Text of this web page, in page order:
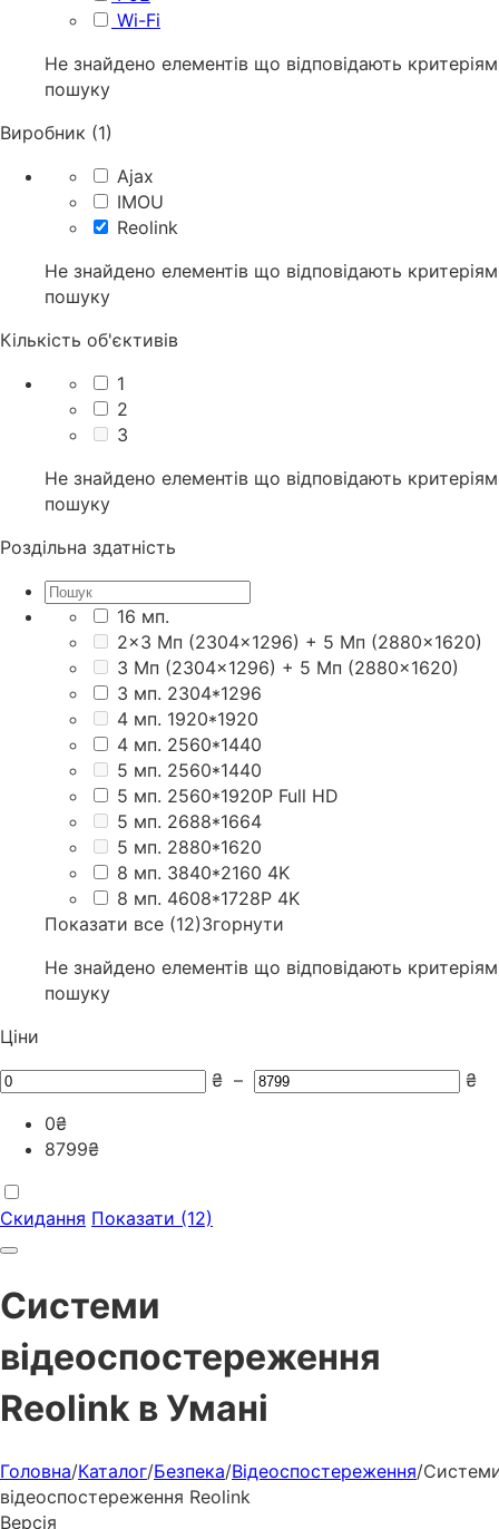
Wi-Fi
Не знайдено елементів що відповідають критеріям
пошуку
Виробник (1)
Ajax
IMOU
Reolink
Не знайдено елементів що відповідають критеріям
пошуку
Кількість об'єктивів
1
2
3
Не знайдено елементів що відповідають критеріям
пошуку
Роздільна здатність
16 мп.
2×3 Мп (2304×1296) + 5 Мп (2880×1620)
3 Мп (2304×1296) + 5 Мп (2880×1620)
3 мп. 2304*1296
4 мп. 1920*1920
4 мп. 2560*1440
5 мп. 2560*1440
5 мп. 2560*1920P Full HD
5 мп. 2688*1664
5 мп. 2880*1620
8 мп. 3840*2160 4K
8 мп. 4608*1728P 4K
Показати все (12)Згорнути
Не знайдено елементів що відповідають критеріям
пошуку
Ціни
₴ –
₴
0₴
8799₴
Скидання Показати (12)
Системи
відеоспостереження
Reolink в Умані
Головна/Каталог/Безпека/Відеоспостереження/
відеоспостереження Reolink
Версія